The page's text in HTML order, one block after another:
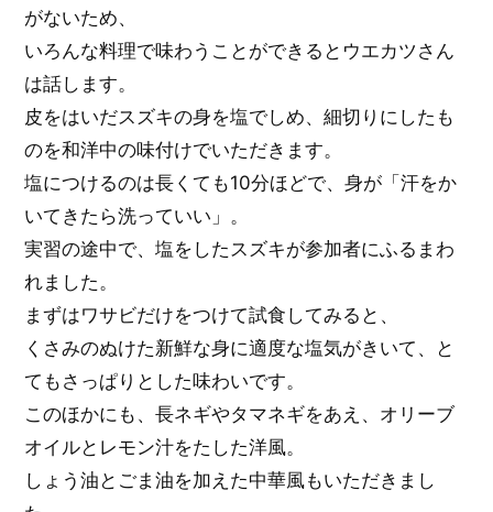
がないため、
いろんな料理で味わうことができるとウエカツさん
は話します。
皮をはいだスズキの身を塩でしめ、細切りにしたも
のを和洋中の味付けでいただきます。
塩につけるのは長くても10分ほどで、身が「汗をか
いてきたら洗っていい」。
実習の途中で、塩をしたスズキが参加者にふるまわ
れました。
まずはワサビだけをつけて試食してみると、
くさみのぬけた新鮮な身に適度な塩気がきいて、と
てもさっぱりとした味わいです。
このほかにも、長ネギやタマネギをあえ、オリーブ
オイルとレモン汁をたした洋風。
しょう油とごま油を加えた中華風もいただきまし